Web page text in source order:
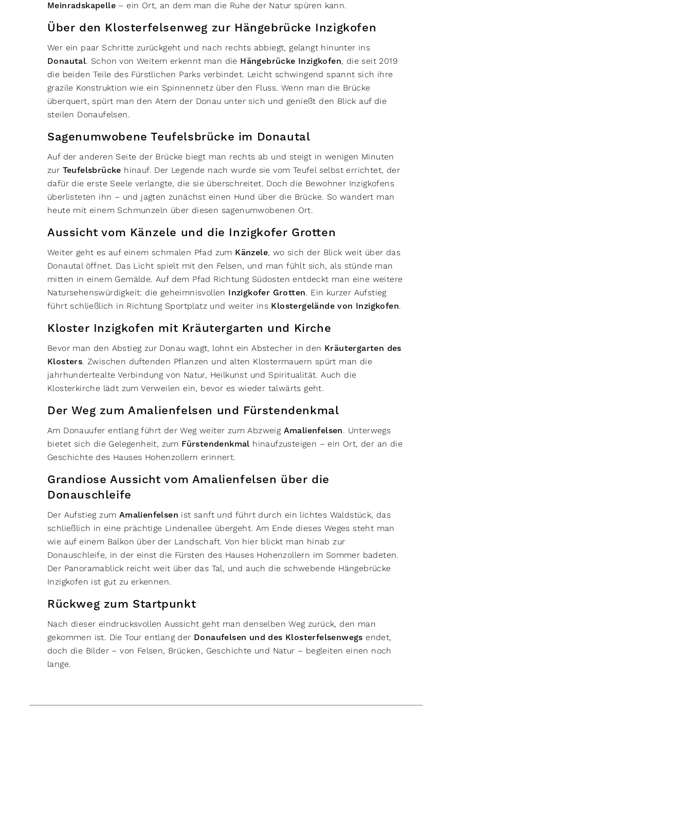
Meinradskapelle – ein Ort, an dem man die Ruhe der Natur spüren kann.
Über den Klosterfelsenweg zur Hängebrücke Inzigkofen
Wer ein paar Schritte zurückgeht und nach rechts abbiegt, gelangt hinunter ins
Donautal. Schon von Weitem erkennt man die Hängebrücke Inzigkofen, die seit 2019
die beiden Teile des Fürstlichen Parks verbindet. Leicht schwingend spannt sich ihre
grazile Konstruktion wie ein Spinnennetz über den Fluss. Wenn man die Brücke
überquert, spürt man den Atem der Donau unter sich und genießt den Blick auf die
steilen Donaufelsen.
Sagenumwobene Teufelsbrücke im Donautal
Auf der anderen Seite der Brücke biegt man rechts ab und steigt in wenigen Minuten
zur Teufelsbrücke hinauf. Der Legende nach wurde sie vom Teufel selbst errichtet, der
dafür die erste Seele verlangte, die sie überschreitet. Doch die Bewohner Inzigkofens
überlisteten ihn – und jagten zunächst einen Hund über die Brücke. So wandert man
heute mit einem Schmunzeln über diesen sagenumwobenen Ort.
Aussicht vom Känzele und die Inzigkofer Grotten
Weiter geht es auf einem schmalen Pfad zum Känzele, wo sich der Blick weit über das
Donautal öffnet. Das Licht spielt mit den Felsen, und man fühlt sich, als stünde man
mitten in einem Gemälde. Auf dem Pfad Richtung Südosten entdeckt man eine weitere
Natursehenswürdigkeit: die geheimnisvollen Inzigkofer Grotten. Ein kurzer Aufstieg
führt schließlich in Richtung Sportplatz und weiter ins Klostergelände von Inzigkofen.
Kloster Inzigkofen mit Kräutergarten und Kirche
Bevor man den Abstieg zur Donau wagt, lohnt ein Abstecher in den Kräutergarten des
Klosters. Zwischen duftenden Pflanzen und alten Klostermauern spürt man die
jahrhundertealte Verbindung von Natur, Heilkunst und Spiritualität. Auch die
Klosterkirche lädt zum Verweilen ein, bevor es wieder talwärts geht.
Der Weg zum Amalienfelsen und Fürstendenkmal
Am Donauufer entlang führt der Weg weiter zum Abzweig Amalienfelsen. Unterwegs
bietet sich die Gelegenheit, zum Fürstendenkmal hinaufzusteigen – ein Ort, der an die
Geschichte des Hauses Hohenzollern erinnert.
Grandiose Aussicht vom Amalienfelsen über die
Donauschleife
Der Aufstieg zum Amalienfelsen ist sanft und führt durch ein lichtes Waldstück, das
schließlich in eine prächtige Lindenallee übergeht. Am Ende dieses Weges steht man
wie auf einem Balkon über der Landschaft. Von hier blickt man hinab zur
Donauschleife, in der einst die Fürsten des Hauses Hohenzollern im Sommer badeten.
Der Panoramablick reicht weit über das Tal, und auch die schwebende Hängebrücke
Inzigkofen ist gut zu erkennen.
Rückweg zum Startpunkt
Nach dieser eindrucksvollen Aussicht geht man denselben Weg zurück, den man
gekommen ist. Die Tour entlang der Donaufelsen und des Klosterfelsenwegs endet,
doch die Bilder – von Felsen, Brücken, Geschichte und Natur – begleiten einen noch
lange.